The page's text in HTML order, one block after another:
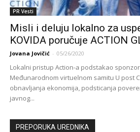
PR Vesti
Misli i deluju lokalno za
KOVIDA poručuje ACTION
Jovana Jovičić - 05/26/2020
Lokalni pristup Action-a podstakao
Međunarodnom virtuelnom samitu U post
obnavljanja ekonomija, podsticanja
javnog...
PREPORUKA UREDNIKA